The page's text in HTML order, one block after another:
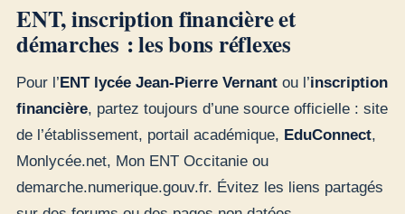
ENT, inscription financière et
démarches : les bons réflexes
Pour l’ENT lycée Jean-Pierre Vernant ou l’inscription
financière, partez toujours d’une source officielle : site
de l’établissement, portail académique, EduConnect,
Monlycée.net, Mon ENT Occitanie ou
demarche.numerique.gouv.fr. Évitez les liens partagés